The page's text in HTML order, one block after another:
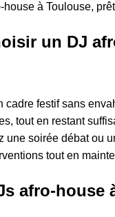
à Toulouse,
un DJ
cadre festif sans
tout en restant
une soirée débat ou
tout en
afro-house